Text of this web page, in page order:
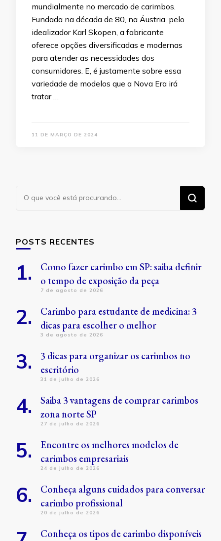
mundialmente no mercado de carimbos.
Fundada na década de 80, na Áustria, pelo
idealizador Karl Skopen, a fabricante
oferece opções diversificadas e modernas
para atender as necessidades dos
consumidores. E, é justamente sobre essa
variedade de modelos que a Nova Era irá
tratar …
11 DE MARÇO DE 2024
Procurando
POSTS RECENTES
Como fazer carimbo em SP: saiba definir
o tempo de exposição da peça
7 de agosto de 2026
Carimbo para estudante de medicina: 3
dicas para escolher o melhor
3 de agosto de 2026
3 dicas para organizar os carimbos no
escritório
31 de julho de 2026
Saiba 3 vantagens de comprar carimbos
zona norte SP
27 de julho de 2026
Encontre os melhores modelos de
carimbos empresariais
24 de julho de 2026
Conheça alguns cuidados para conversar
carimbo profissional
20 de julho de 2026
Conheça os tipos de carimbo disponíveis